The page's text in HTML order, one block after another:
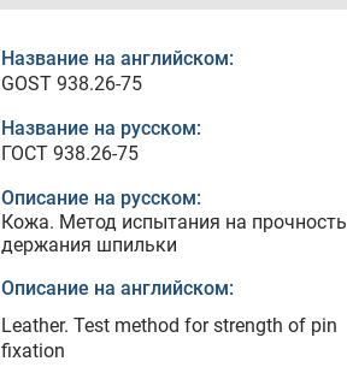
Название на английском:
GOST 938.26-75
Название на русском:
ГОСТ 938.26-75
Описание на русском:
Кожа. Метод испытания на прочность
держания шпильки
Описание на английском:
Leather. Test method for strength of pin
fixation